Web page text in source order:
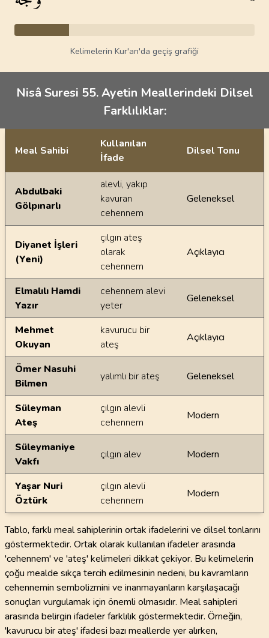
Kelimelerin Kur'an'da geçiş grafiği
Nisâ Suresi 55. Ayetin Meallerindeki Dilsel
Farklılıklar:
Ayetin meallerindeki dilsel farklılıklar
Meal Sahibi
Kullanılan
İfade
Dilsel Tonu
Abdulbaki
Gölpınarlı
alevli, yakıp
kavuran
cehennem
Geleneksel
Diyanet İşleri
(Yeni)
çılgın ateş
olarak
cehennem
Açıklayıcı
Elmalılı Hamdi
Yazır
cehennem alevi
yeter
Geleneksel
Mehmet
Okuyan
kavurucu bir
ateş
Açıklayıcı
Ömer Nasuhi
Bilmen
yalımlı bir ateş Geleneksel
Süleyman
Ateş
çılgın alevli
cehennem
Modern
Süleymaniye
Vakfı
çılgın alev Modern
Yaşar Nuri
Öztürk
çılgın alevli
cehennem
Modern
Tablo, farklı meal sahiplerinin ortak ifadelerini ve dilsel tonlarını
göstermektedir. Ortak olarak kullanılan ifadeler arasında
'cehennem' ve 'ateş' kelimeleri dikkat çekiyor. Bu kelimelerin
çoğu mealde sıkça tercih edilmesinin nedeni, bu kavramların
cehennemin sembolizmini ve inanmayanların karşılaşacağı
sonuçları vurgulamak için önemli olmasıdır. Meal sahipleri
arasında belirgin ifadeler farklılık göstermektedir. Örneğin,
'kavurucu bir ateş' ifadesi bazı meallerde yer alırken,